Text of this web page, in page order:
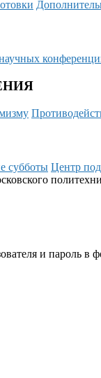
субботы Центр
и пароль в